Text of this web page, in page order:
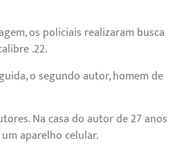
os policiais realizaram busca
.22.
o segundo autor, homem de
Na casa do autor de 27 anos
aparelho celular.